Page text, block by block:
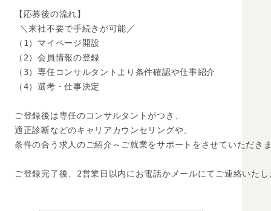
【応募後の流れ】
＼来社不要で手続きが可能／
（1）マイページ開設
（2）会員情報の登録
（3）専任コンサルタントより条件確認や仕事紹介
（4）選考・仕事決定
ご登録後は専任のコンサルタントがつき、
適正診断などのキャリアカウンセリングや、
条件の合う求人のご紹介～ご就業をサポートをさせていただき
ご登録完了後、2営業日以内にお電話かメールにてご連絡いたし